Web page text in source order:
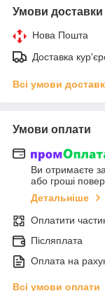
Умови доставки
Нова Пошта
Доставка
Всі умови
Умови оплати
Ви отримаєте
або гроші
Детальніше
Оплатити
Післяплата
Оплата на
Всі умови оплати